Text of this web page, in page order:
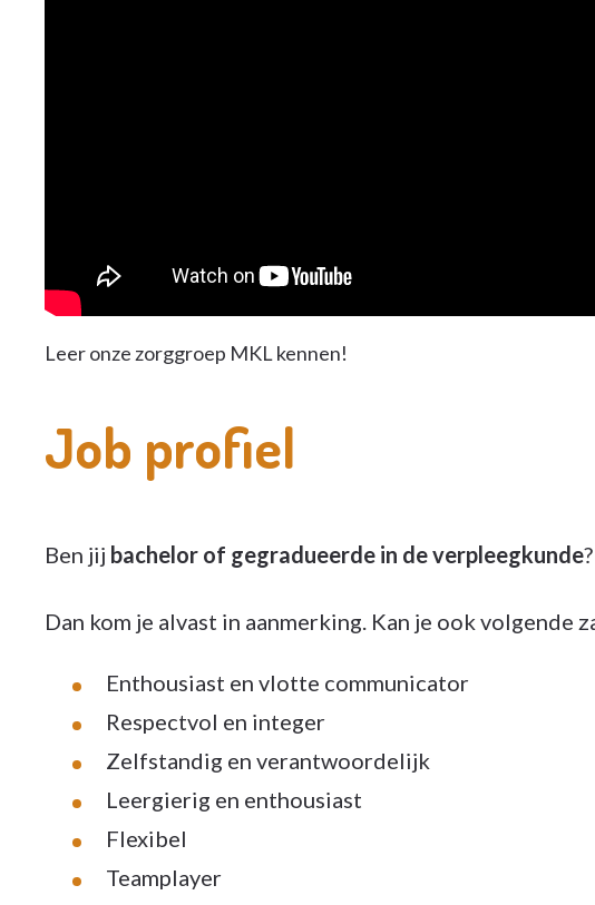
Leer onze zorggroep MKL kennen!
Job profiel
Ben jij bachelor of gegradueerde in de verpleegkunde?
Dan kom je alvast in aanmerking. Kan je ook volgende
Enthousiast en vlotte communicator
Respectvol en integer
Zelfstandig en verantwoordelijk
Leergierig en enthousiast
Flexibel
Teamplayer